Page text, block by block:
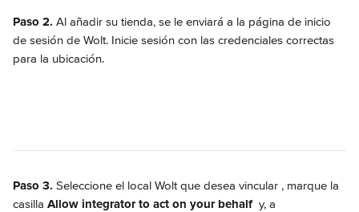
Paso 2. Al añadir su tienda, se le enviará a la página de inicio
de sesión de Wolt. Inicie sesión con las credenciales correctas
para la ubicación.
Paso 3. Seleccione el local Wolt que desea vincular , marque la
casilla Allow integrator to act on your behalf y, a